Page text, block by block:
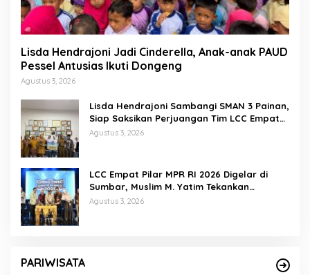
Lisda Hendrajoni Jadi Cinderella, Anak-anak PAUD
Pessel Antusias Ikuti Dongeng
Agustus 3, 2026
Lisda Hendrajoni Sambangi SMAN 3 Painan,
Siap Saksikan Perjuangan Tim LCC Empat
Pilar di Jakarta
Agustus 3, 2026
LCC Empat Pilar MPR RI 2026 Digelar di
Sumbar, Muslim M. Yatim Tekankan
Pentingnya Karakter Generasi Muda
Agustus 3, 2026
PARIWISATA